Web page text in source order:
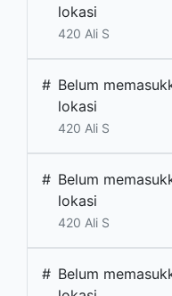
lokasi
420 Ali S
# Belum
lokasi
420 Ali S
# Belum
lokasi
420 Ali S
# Belum